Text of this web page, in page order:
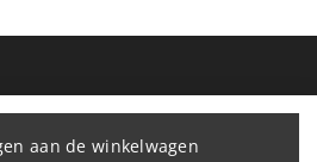
aan de winkelwagen